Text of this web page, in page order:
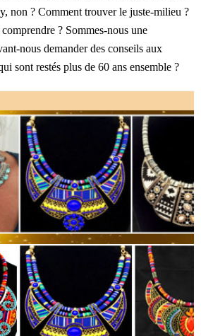
non ? Comment trouver le juste-milieu ?
? Sommes-nous une
nous demander des conseils aux
sont restés plus de 60 ans ensemble ?